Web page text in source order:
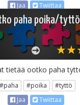
Jaa
Twiittaa
paha poika/
tietää ootko paha
#paha #poika
#tyttö
Jaa
Twiittaa